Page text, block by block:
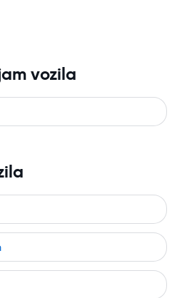
vozila